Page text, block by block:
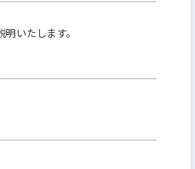
いたします。